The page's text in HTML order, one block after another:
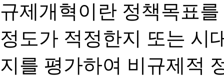
규제개혁이란 정책목표
정도가 적정한지 또는 시
지를 평가하여 비규제적